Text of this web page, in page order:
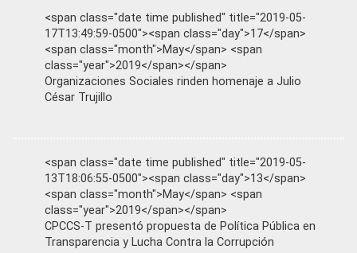
<span class="date time published" title="2019-05-
17T13:49:59-0500"><span class="day">17</span>
<span class="month">May</span> <span
class="year">2019</span></span>
Organizaciones Sociales rinden homenaje a Julio
César Trujillo
<span class="date time published" title="2019-05-
13T18:06:55-0500"><span class="day">13</span>
<span class="month">May</span> <span
class="year">2019</span></span>
CPCCS-T presentó propuesta de Política Pública en
Transparencia y Lucha Contra la Corrupción